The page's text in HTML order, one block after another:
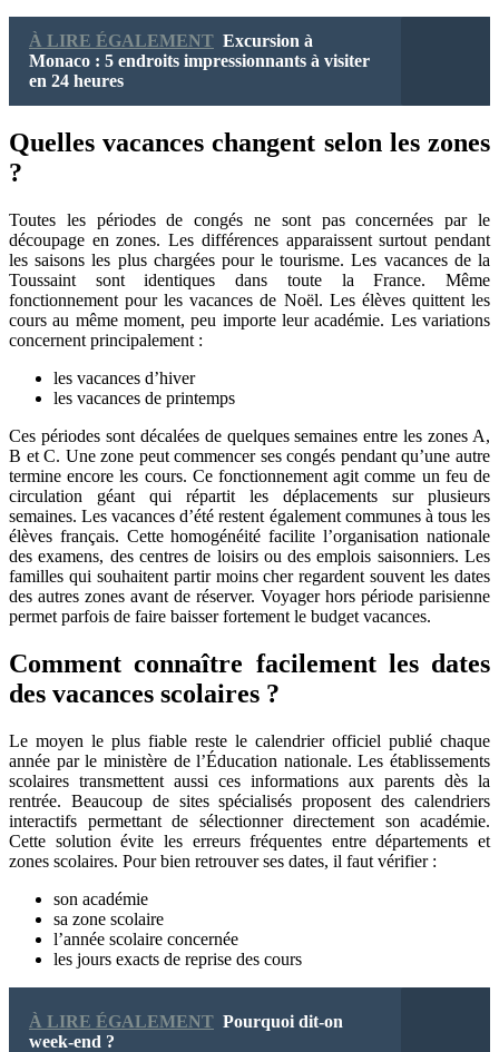
À LIRE ÉGALEMENT Excursion à
Monaco : 5 endroits impressionnants à visiter
en 24 heures
Quelles vacances changent selon les zones
?
Toutes les périodes de congés ne sont pas concernées par le
découpage en zones. Les différences apparaissent surtout pendant
les saisons les plus chargées pour le tourisme. Les vacances de la
Toussaint sont identiques dans toute la France. Même
fonctionnement pour les vacances de Noël. Les élèves quittent les
cours au même moment, peu importe leur académie. Les variations
concernent principalement :
les vacances d’hiver
les vacances de printemps
Ces périodes sont décalées de quelques semaines entre les zones A,
B et C. Une zone peut commencer ses congés pendant qu’une autre
termine encore les cours. Ce fonctionnement agit comme un feu de
circulation géant qui répartit les déplacements sur plusieurs
semaines. Les vacances d’été restent également communes à tous les
élèves français. Cette homogénéité facilite l’organisation nationale
des examens, des centres de loisirs ou des emplois saisonniers. Les
familles qui souhaitent partir moins cher regardent souvent les dates
des autres zones avant de réserver. Voyager hors période parisienne
permet parfois de faire baisser fortement le budget vacances.
Comment connaître facilement les dates
des vacances scolaires ?
Le moyen le plus fiable reste le calendrier officiel publié chaque
année par le ministère de l’Éducation nationale. Les établissements
scolaires transmettent aussi ces informations aux parents dès la
rentrée. Beaucoup de sites spécialisés proposent des calendriers
interactifs permettant de sélectionner directement son académie.
Cette solution évite les erreurs fréquentes entre départements et
zones scolaires. Pour bien retrouver ses dates, il faut vérifier :
son académie
sa zone scolaire
l’année scolaire concernée
les jours exacts de reprise des cours
À LIRE ÉGALEMENT Pourquoi dit-on
week-end ?